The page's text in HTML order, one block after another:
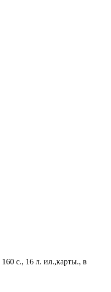
160 с., 16 л. ил.,карты., в